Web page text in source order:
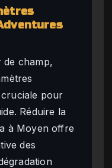
de champ,
pour
Réduire la
à Moyen offre
des